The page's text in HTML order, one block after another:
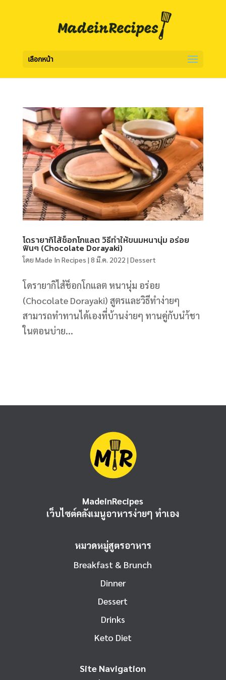
เลือกหน้า
โดรายากิไส้ช็อกโกแลต วิธีทำให้ขนมหนานุ่ม อร่อย
ฟินๆ (Chocolate Dorayaki)
โดย Made In Recipes | 8 มี.ค. 2022 | Dessert
โดรายากิไส้ช็อกโกแลต หนานุ่ม อร่อย
(Chocolate Dorayaki) สูตรและวิธีทำง่ายๆ
สามารถทำทานได้เองที่บ้านง่ายๆ ทานคู่กับนำ้ชา
ในตอนบ่าย...
MadeinRecipes
เว็บไซต์คลังเมนูอาหารง่ายๆ ทำเอง
หมวดหมู่สูตรอาหาร
Breakfast & Brunch
Dinner
Dessert
Drinks
Keto Diet
Site Navigation